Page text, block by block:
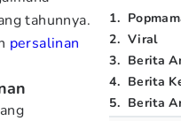
tahunnya.
persalinan
1.
2. Viral
3. Berita
4. Berita
5. Berita